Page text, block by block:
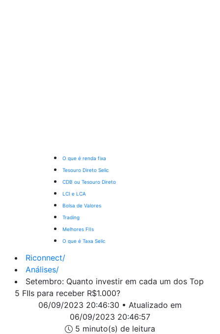
O que é renda fixa
Tesouro Direto Selic
CDB ou Tesouro Direto
LCI e LCA
Bolsa de Valores
Trading
Melhores FIIs
O que é Taxa Selic
Riconnect/
Análises/
Setembro: Quanto investir em cada um dos Top
5 FIIs para receber R$1.000?
06/09/2023 20:46:30 • Atualizado em
06/09/2023 20:46:57
5 minuto(s) de leitura